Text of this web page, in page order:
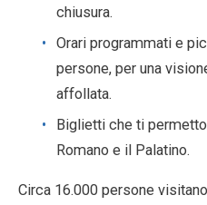
chiusura.
Orari programmati e
persone, per una
affollata.
Biglietti che ti
Romano e il Palatino.
Circa 16.000 persone